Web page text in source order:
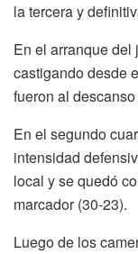
la tercera y
En el arranque del
castigando desde
fueron al
En el segundo
intensidad
local y se quedó
marcador (30-23).
Luego de los